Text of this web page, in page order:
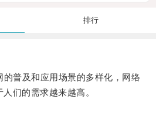
排行
普及和应用场景的多样化，网络
们的需求越来越高。